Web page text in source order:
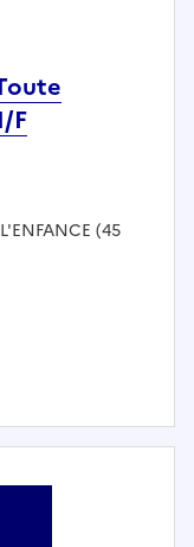
F
(45